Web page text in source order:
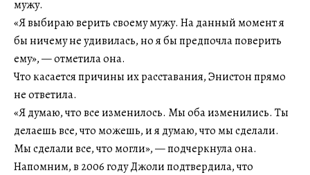
мужу.
«Я выбираю верить своему мужу. На данный момент я
бы ничему не удивилась, но я бы предпочла поверить
ему», — отметила она.
Что касается причины их расставания, Энистон прямо
не ответила.
«Я думаю, что все изменилось. Мы оба изменились. Ты
делаешь все, что можешь, и я думаю, что мы сделали.
Мы сделали все, что могли», — подчеркнула она.
Напомним, в 2006 году Джоли подтвердила, что